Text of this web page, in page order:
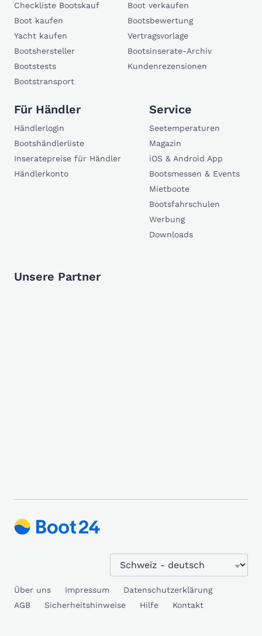
Checkliste Bootskauf
Boot kaufen
Yacht kaufen
Bootshersteller
Bootstests
Bootstransport
Boot verkaufen
Bootsbewertung
Vertragsvorlage
Bootsinserate-Archiv
Kundenrezensionen
Für Händler
Händlerlogin
Bootshändlerliste
Inseratepreise für Händler
Händlerkonto
Service
Seetemperaturen
Magazin
iOS & Android App
Bootsmessen & Events
Mietboote
Bootsfahrschulen
Werbung
Downloads
Unsere Partner
Über uns Impressum
Datenschutzerklärung
AGB
Sicherheitshinweise Hilfe Kontakt